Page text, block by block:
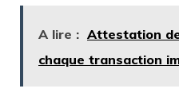
A lire : Attestation
chaque transaction